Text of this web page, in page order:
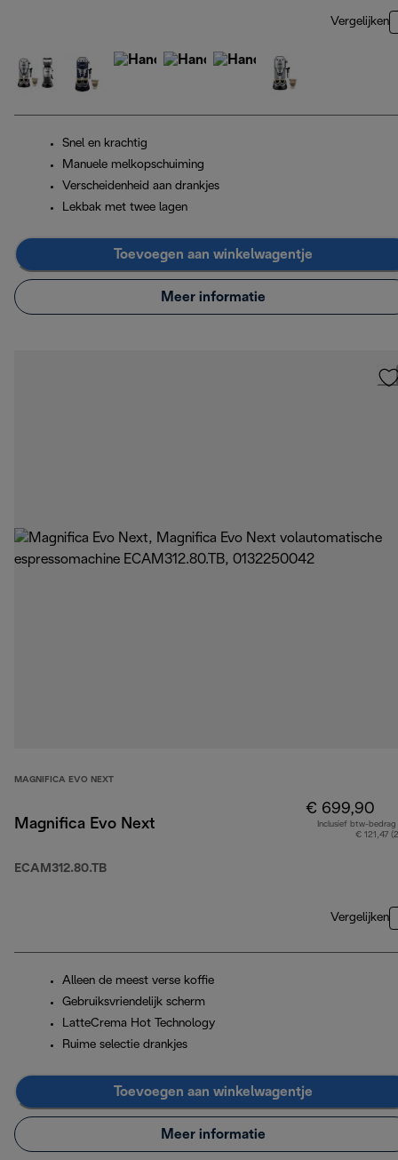
Vergelijken
Snel en krachtig
Manuele melkopschuiming
Verscheidenheid aan drankjes
Lekbak met twee lagen
Toevoegen aan winkelwagentje
Meer informatie
MAGNIFICA EVO NEXT
Magnifica Evo Next
ECAM312.80.TB
€ 699,90
Inclusief btw-bedrag
€ 121,47
Vergelijken
Alleen de meest verse koffie
Gebruiksvriendelijk scherm
LatteCrema Hot Technology
Ruime selectie drankjes
Toevoegen aan winkelwagentje
Meer informatie